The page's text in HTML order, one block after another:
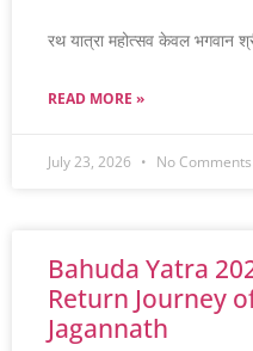
रथ यात्रा महोत्सव केवल भगवान
READ MORE »
July 23, 2026 No Comments
Bahuda Yatra
Return Journey
Jagannath